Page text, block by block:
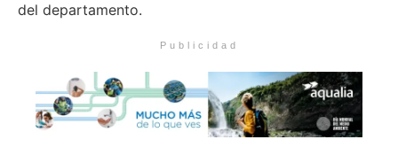
del departamento.
Publicidad